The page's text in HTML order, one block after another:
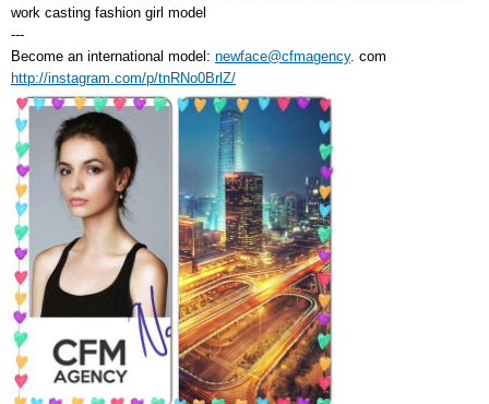
work casting fashion girl model
---
Become an international model: newface@cfmagency. com
http://instagram.com/p/tnRNo0BrlZ/